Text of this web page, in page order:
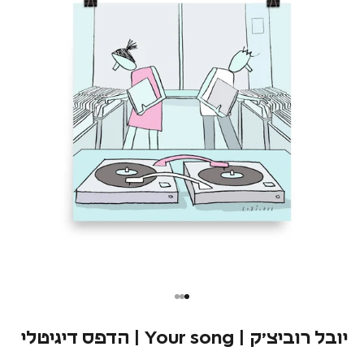
יובל רוביצ׳ק | Your song | הדפס דיגיטלי